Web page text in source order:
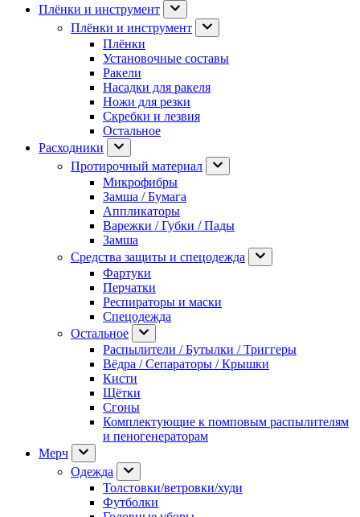
Плёнки и инструмент
Плёнки и инструмент
Плёнки
Установочные составы
Ракели
Насадки для ракеля
Ножи для резки
Скребки и лезвия
Остальное
Расходники
Протирочный материал
Микрофибры
Замша / Бумага
Аппликаторы
Варежки / Губки / Пады
Замша
Средства защиты и спецодежда
Фартуки
Перчатки
Респираторы и маски
Спецодежда
Остальное
Распылители / Бутылки / Триггеры
Вёдра / Сепараторы / Крышки
Кисти
Щётки
Сгоны
Комплектующие к помповым распылителям
и пеногенераторам
Мерч
Одежда
Толстовки/ветровки/худи
Футболки